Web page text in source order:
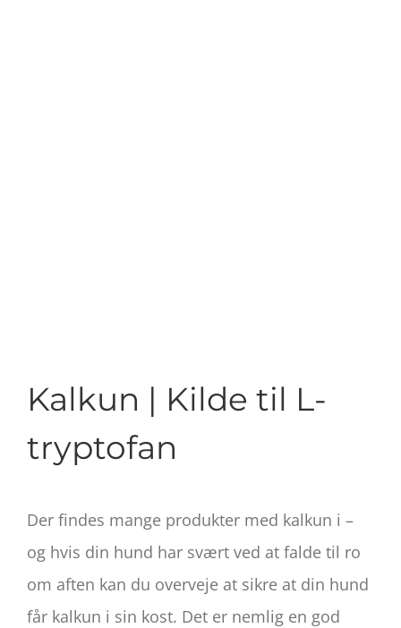
Kalkun | Kilde til L-
tryptofan
Der findes mange produkter med kalkun i –
og hvis din hund har svært ved at falde til ro
om aften kan du overveje at sikre at din hund
får kalkun i sin kost. Det er nemlig en god